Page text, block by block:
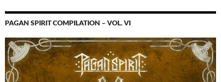
PAGAN SPIRIT COMPILATION – VOL. VI